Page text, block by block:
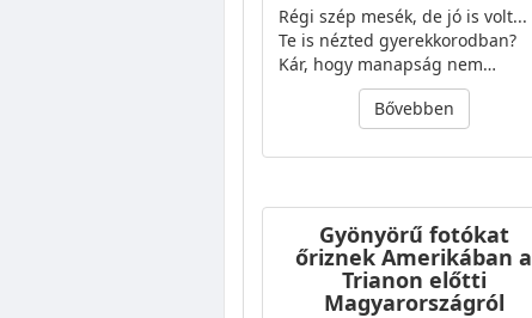
Régi szép mesék, de jó is volt...
Te is nézted gyerekkorodban?
Kár, hogy manapság nem…
Bővebben
Gyönyörű fotókat
őriznek Amerikában a
Trianon előtti
Magyarországról